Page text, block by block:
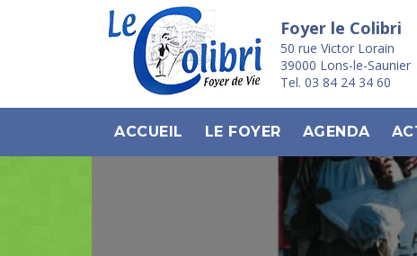
Foyer le Colibri
50 rue Victor Lorain
39000 Lons-le-Saunier
Tel. 03 84 24 34 60
ACCUEIL LE FOYER AGENDA